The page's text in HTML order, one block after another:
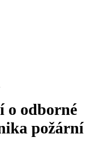
o odborné
požární